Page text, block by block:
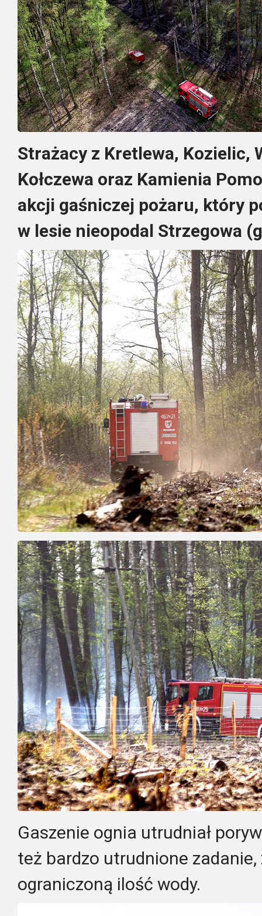
Strażacy z Kretlewa, Kozielic,
Kołczewa oraz Kamienia
akcji gaśniczej pożaru, który
w lesie nieopodal Strzegowa
Gaszenie ognia utrudniał
też bardzo utrudnione zadanie,
ograniczoną ilość wody.